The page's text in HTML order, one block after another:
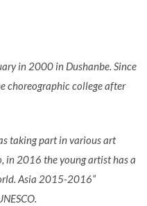
in 2000 in Dushanbe. Since
choreographic college after
taking part in various art
in 2016 the young artist has a
Asia 2015-2016”